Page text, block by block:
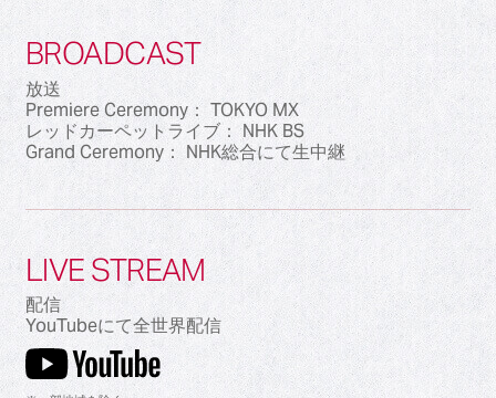
BROADCAST
放送
Premiere Ceremony： TOKYO MX
レッドカーペットライブ： NHK BS
Grand Ceremony： NHK総合にて生中継
LIVE STREAM
配信
YouTubeにて全世界配信